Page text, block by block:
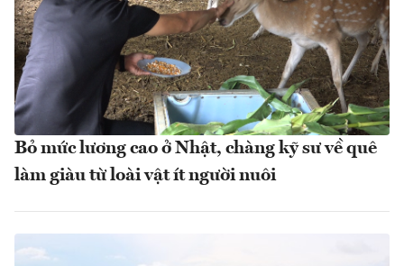
Bỏ mức lương cao ở Nhật, chàng kỹ sư về quê
làm giàu từ loài vật ít người nuôi